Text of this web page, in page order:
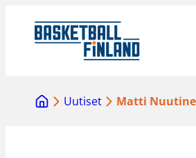
sisältöön
Uutiset Matti